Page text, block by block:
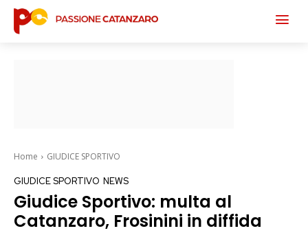
Home GIUDICE SPORTIVO
GIUDICE SPORTIVO NEWS
Giudice Sportivo: multa al
Catanzaro, Frosinini in diffida